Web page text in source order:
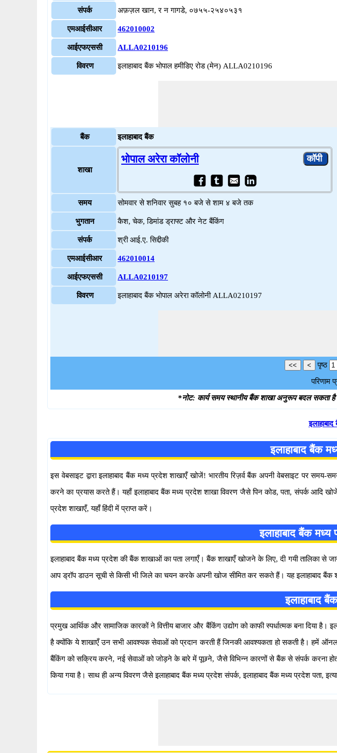
संपर्क अफ़ज़ल खान, र न गागडे, ०७५५-२५४०५३१
एमआईसीआर 462010002
आईएफएससी ALLA0210196
विवरण इलाहाबाद बैंक भोपाल हमीडिए रोड (मेन) ALLA0210196
बैंक इलाहाबाद बैंक
शाखा
भोपाल अरेरा कॉलोनी
समय सोमवार से शनिवार सुबह १० बजे से शाम ४ बजे तक
भुगतान कैश, चेक, डिमांड ड्राफ्ट और नेट बैंकिंग
संपर्क श्री आई.ए. सिद्दीकी
एमआईसीआर 462010014
आईएफएससी ALLA0210197
विवरण इलाहाबाद बैंक भोपाल अरेरा कॉलोनी ALLA0210197
पृष्ठ
परिणाम
*नोट: कार्य समय स्थानीय बैंक शाखा अनुरूप बदल सकता
इलाहाबाद बैंक
इस वेबसाइट द्वारा इलाहाबाद बैंक मध्य प्रदेश शाखाएँ खोजें! भारतीय रिज़र्व बैंक अपनी वेबसाइट
करने का प्रयास करते हैं। यहाँ इलाहाबाद बैंक मध्य प्रदेश शाखा विवरण जैसे पिन कोड, पता, संपर्क आदि
प्रदेश शाखाएँ, यहाँ हिंदी में प्राप्त करें।
इलाहाबाद बैंक
इलाहाबाद बैंक मध्य प्रदेश की बैंक शाखाओं का पता लगाएँ। बैंक शाखाएँ खोजने के लिए, दी गयी तालिका
आप ड्रॉप डाउन सूची से किसी भी जिले का चयन करके अपनी खोज सीमित कर सकते हैं। यह इलाहाबाद बैंक
इलाहाबाद
प्रमुख आर्थिक और सामाजिक कारकों ने वित्तीय बाजार और बैंकिंग उद्योग को काफी स्पर्धात्मक बना दिया
है क्योंकि ये शाखाएँ उन सभी आवश्यक सेवाओं को प्रदान करती हैं जिनकी आवश्यकता हो सकती है। हमें
बैंकिंग को सक्रिय करने, नई सेवाओं को जोड़ने के बारे में पूछने, जैसे विभिन्न कारणों से बैंक से संपर्क करना
किया गया है। साथ ही अन्य विवरण जैसे इलाहाबाद बैंक मध्य प्रदेश संपर्क, इलाहाबाद बैंक मध्य प्रदेश पता,